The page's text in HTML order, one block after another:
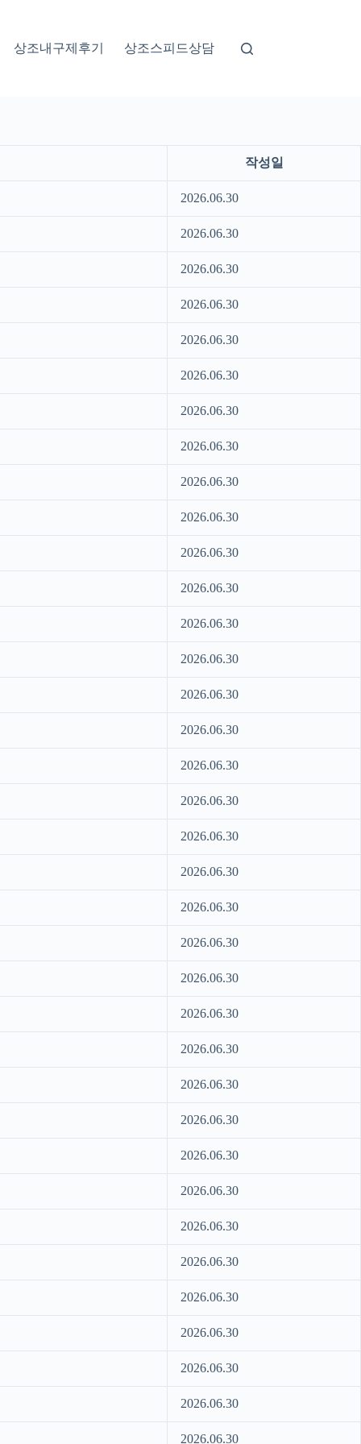
상조내구제후기 상조스피드상담
작성일
2026.06.30
2026.06.30
2026.06.30
2026.06.30
2026.06.30
2026.06.30
2026.06.30
2026.06.30
2026.06.30
2026.06.30
2026.06.30
2026.06.30
2026.06.30
2026.06.30
2026.06.30
2026.06.30
2026.06.30
2026.06.30
2026.06.30
2026.06.30
2026.06.30
2026.06.30
2026.06.30
2026.06.30
2026.06.30
2026.06.30
2026.06.30
2026.06.30
2026.06.30
2026.06.30
2026.06.30
2026.06.30
2026.06.30
2026.06.30
2026.06.30
2026.06.30